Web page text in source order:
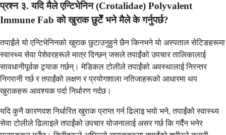
प्रश्न ३. यदि मैले एन्टिभेनिन (Crotalidae) Polyvalent
Immune Fab को खुराक छुटेँ भने मैले के गर्नुपर्छ?
तपाईंले यो एन्टिभेनिनको खुराक छुटाउनुहुने छैन किनभने यो अस्पताल सेटिङहरूमा
स्वास्थ्य सेवा पेशेवरहरूले मात्र दिन्छन् जसले तपाईंको उपचार तालिकालाई
सावधानीपूर्वक ट्र्याक गर्छन्। मेडिकल टोलीले तपाईंको अवस्थालाई निरन्तर
निगरानी गर्छ र तपाईंको लक्षण र प्रयोगशाला नतिजाहरूको आधारमा थप
खुराकहरू आवश्यक पर्दा निर्धारण गर्दछ।
यदि कुनै कारणवश निर्धारित खुराक प्राप्त गर्न ढिलाइ भयो भने, तपाईंको स्वास्थ्य
सेवा टोलीले ढिलाइले तपाईंको उपचार योजनालाई असर गर्छ कि गर्दैन भनेर